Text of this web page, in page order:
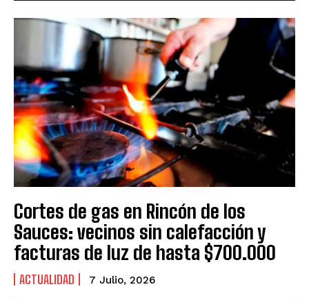
Cortes de gas en Rincón de los
Sauces: vecinos sin calefacción y
facturas de luz de hasta $700.000
ACTUALIDAD 7 Julio, 2026